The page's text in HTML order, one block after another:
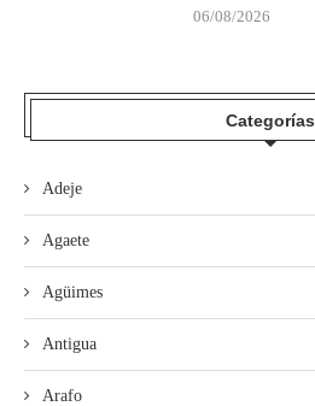
06/08/2026
Categorías
Adeje
Agaete
Agüimes
Antigua
Arafo